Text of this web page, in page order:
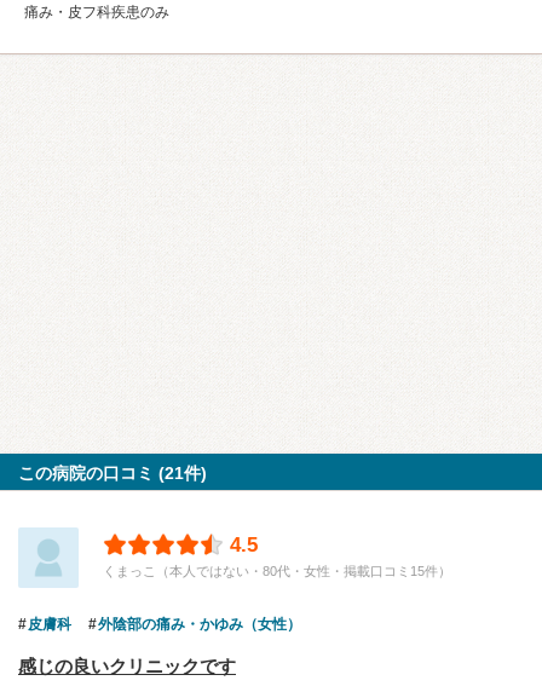
痛み・皮フ科疾患のみ
この病院の口コミ (21件)
4.5
くまっこ（本人ではない・80代・女性・掲載口コミ15件）
皮膚科 外陰部の痛み・かゆみ（女性）
感じの良いクリニックです